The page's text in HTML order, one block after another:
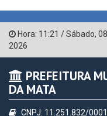
PREFEITURA
DA MATA